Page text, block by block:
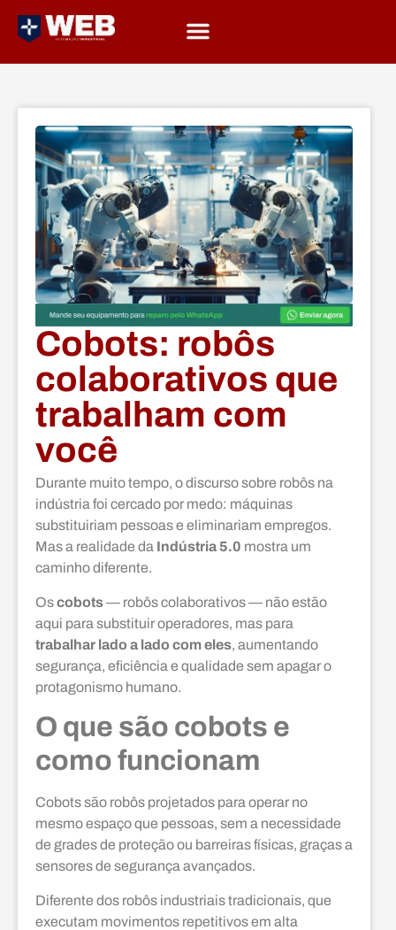
Cobots: robôs
colaborativos que
trabalham com
você
Durante muito tempo, o discurso sobre robôs na
indústria foi cercado por medo: máquinas
substituiriam pessoas e eliminariam empregos.
Mas a realidade da Indústria 5.0 mostra um
caminho diferente.
Oscobots— robôs colaborativos — não estão
aqui para substituir operadores, mas para
trabalhar lado a lado com eles, aumentando
segurança, eficiência e qualidade sem apagar o
protagonismo humano.
O que são cobots e
como funcionam
Cobots são robôs projetados para operar no
mesmo espaço que pessoas, sem a necessidade
de grades de proteção ou barreiras físicas, graças a
sensores de segurança avançados.
Diferente dos robôs industriais tradicionais, que
executam movimentos repetitivos em alta